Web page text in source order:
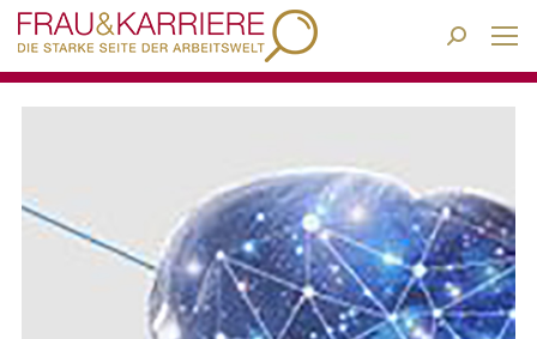
Search: